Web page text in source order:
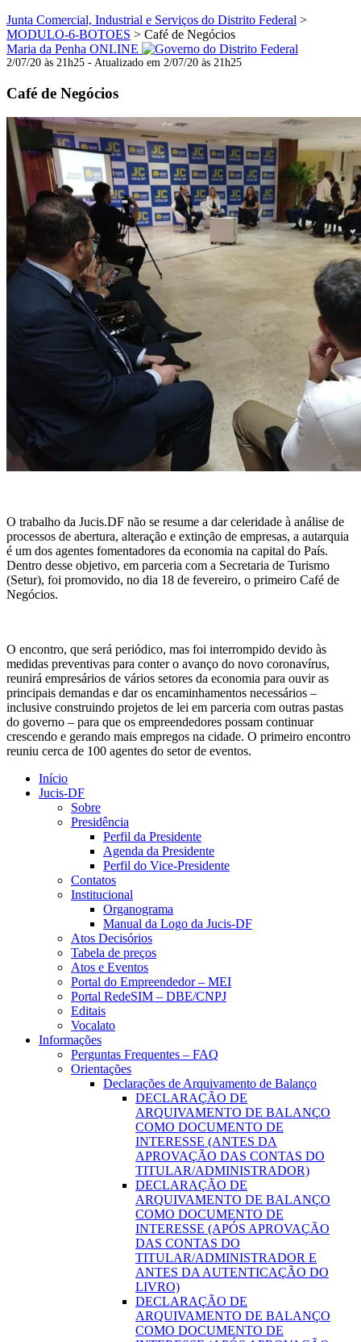
Junta Comercial, Industrial e Serviços do Distrito Federal >
MODULO-6-BOTOES > Café de Negócios
Maria da Penha ONLINE
2/07/20 às 21h25 - Atualizado em 2/07/20 às 21h25
Café de Negócios
O trabalho da Jucis.DF não se resume a dar celeridade à análise de
processos de abertura, alteração e extinção de empresas, a autarquia
é um dos agentes fomentadores da economia na capital do País.
Dentro desse objetivo, em parceria com a Secretaria de Turismo
(Setur), foi promovido, no dia 18 de fevereiro, o primeiro Café de
Negócios.
O encontro, que será periódico, mas foi interrompido devido às
medidas preventivas para conter o avanço do novo coronavírus,
reunirá empresários de vários setores da economia para ouvir as
principais demandas e dar os encaminhamentos necessários –
inclusive construindo projetos de lei em parceria com outras pastas
do governo – para que os empreendedores possam continuar
crescendo e gerando mais empregos na cidade. O primeiro encontro
reuniu cerca de 100 agentes do setor de eventos.
Início
Jucis-DF
Sobre
Presidência
Perfil da Presidente
Agenda da Presidente
Perfil do Vice-Presidente
Contatos
Institucional
Organograma
Manual da Logo da Jucis-DF
Atos Decisórios
Tabela de preços
Atos e Eventos
Portal do Empreendedor – MEI
Portal RedeSIM – DBE/CNPJ
Editais
Vocalato
Informações
Perguntas Frequentes – FAQ
Orientações
Declarações de Arquivamento de Balanço
DECLARAÇÃO DE
ARQUIVAMENTO DE BALANÇO
COMO DOCUMENTO DE
INTERESSE (ANTES DA
APROVAÇÃO DAS CONTAS DO
TITULAR/ADMINISTRADOR)
DECLARAÇÃO DE
ARQUIVAMENTO DE BALANÇO
COMO DOCUMENTO DE
INTERESSE (APÓS APROVAÇÃO
DAS CONTAS DO
TITULAR/ADMINISTRADOR E
ANTES DA AUTENTICAÇÃO DO
LIVRO)
DECLARAÇÃO DE
ARQUIVAMENTO DE BALANÇO
COMO DOCUMENTO DE